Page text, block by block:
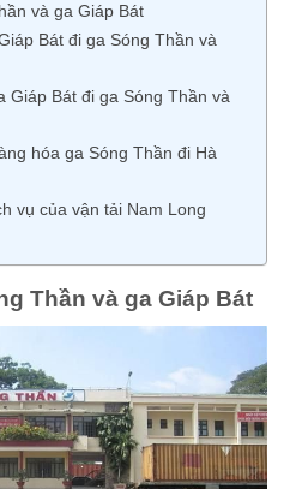
và ga Giáp Bát
Bát đi ga Sóng Thần và
Giáp Bát đi ga Sóng Thần và
hóa ga Sóng Thần đi Hà
vụ của vận tải Nam Long
Thần và ga Giáp Bát